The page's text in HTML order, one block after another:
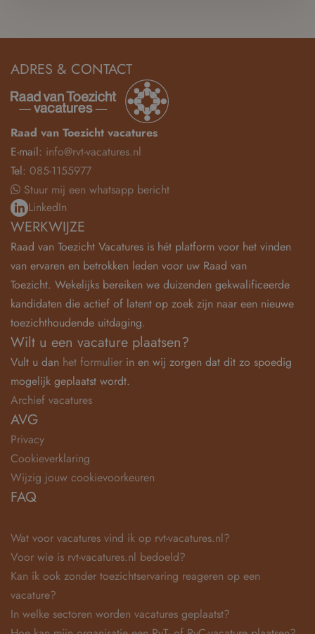
ADRES & CONTACT
Raad van Toezicht vacatures
E-mail: info@rvt-vacatures.nl
Tel: 085-1155977
Stuur mij een whatsapp bericht
LinkedIn
WERKWIJZE
Raad van Toezicht Vacatures is hét platform voor het vinden
van ervaren en betrokken leden voor uw Raad van
Toezicht. Wekelijks bereiken we duizenden gekwalificeerde
kandidaten die actief of latent op zoek zijn naar een nieuwe
toezichthoudende uitdaging.
Wilt u een vacature plaatsen?
Vult u dan het formulier in en wij zorgen dat dit zo spoedig
mogelijk geplaatst wordt.
Archief vacatures
AVG
Privacy
Cookieverklaring
Wijzig jouw cookievoorkeuren
FAQ
Wat voor vacatures vind ik op rvt-vacatures.nl?
Voor wie is rvt-vacatures.nl bedoeld?
Kan ik ook zonder toezichtservaring reageren op een
vacature?
In welke sectoren worden vacatures geplaatst?